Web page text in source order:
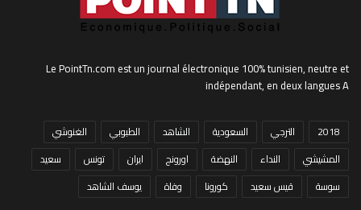
Le PointTn.com est un journal électronique 100% tunisien, neutre et
indépendant, en deux langues A
2018 الترجي السعودية الشاهد الطبوبي
الغنوشي
المشيشي
النداء النهضة اورونج ايران تونس
سعيد
سوسة
قيس سعيد كورونا وفاة يوسف الشاهد